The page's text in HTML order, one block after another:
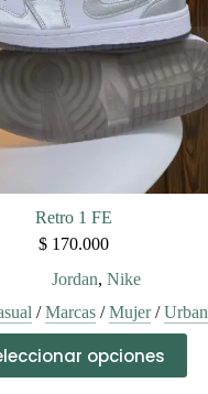
página
de
producto
Retro 1 FE
$ 170.000
Jordan, Nike
/Marcas/Mujer/Urban
opciones
producto
tiene